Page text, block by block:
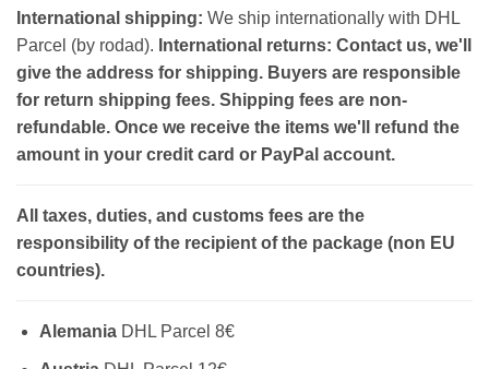
International shipping: We ship internationally with DHL
Parcel (by rodad). International returns: Contact us, we'll
give the address for shipping. Buyers are responsible
for return shipping fees. Shipping fees are non-
refundable. Once we receive the items we'll refund the
amount in your credit card or PayPal account.
All taxes, duties, and customs fees are the
responsibility of the recipient of the package (non EU
countries).
AlemaniaDHL Parcel 8€